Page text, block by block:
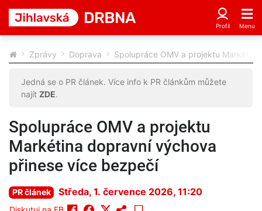
Zprávy Doprava Spolupráce OMV a projektu
Jedná se o PR článek. Více info k PR článkům můžete
najít ZDE.
Spolupráce OMV a projektu
Markétina dopravní výchova
přinese více bezpečí
PR článek Středa, 1. července 2026, 11:20